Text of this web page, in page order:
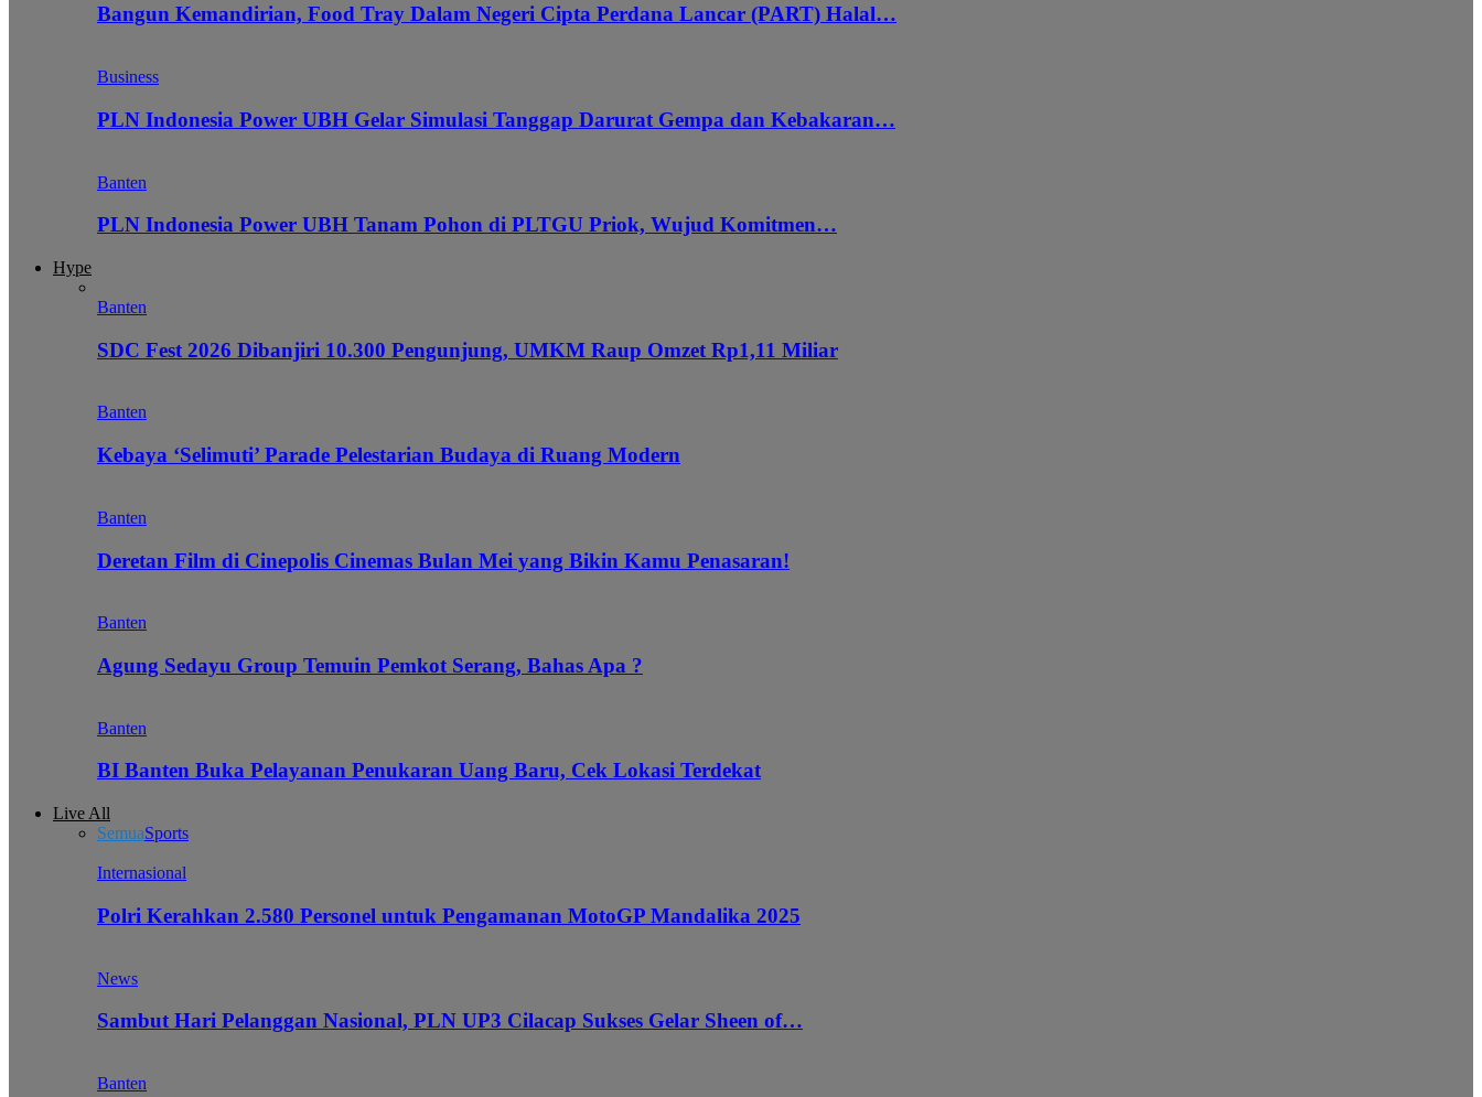
Bangun Kemandirian, Food Tray Dalam Negeri Cipta Perdana Lancar (PART) Halal…
Business
PLN Indonesia Power UBH Gelar Simulasi Tanggap Darurat Gempa dan Kebakaran…
Banten
PLN Indonesia Power UBH Tanam Pohon di PLTGU Priok, Wujud Komitmen…
Hype
Banten
SDC Fest 2026 Dibanjiri 10.300 Pengunjung, UMKM Raup Omzet Rp1,11 Miliar
Banten
Kebaya ‘Selimuti’ Parade Pelestarian Budaya di Ruang Modern
Banten
Deretan Film di Cinepolis Cinemas Bulan Mei yang Bikin Kamu Penasaran!
Banten
Agung Sedayu Group Temuin Pemkot Serang, Bahas Apa ?
Banten
BI Banten Buka Pelayanan Penukaran Uang Baru, Cek Lokasi Terdekat
Live All
SemuaSports
Internasional
Polri Kerahkan 2.580 Personel untuk Pengamanan MotoGP Mandalika 2025
News
Sambut Hari Pelanggan Nasional, PLN UP3 Cilacap Sukses Gelar Sheen of…
Banten